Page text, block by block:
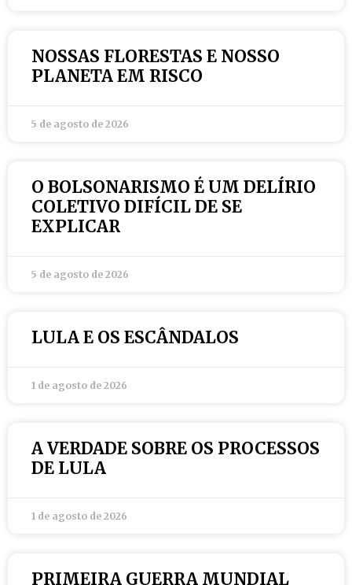
NOSSAS FLORESTAS E NOSSO
PLANETA EM RISCO
5 de agosto de 2026
O BOLSONARISMO É UM DELÍRIO
COLETIVO DIFÍCIL DE SE
EXPLICAR
5 de agosto de 2026
LULA E OS ESCÂNDALOS
1 de agosto de 2026
A VERDADE SOBRE OS PROCESSOS
DE LULA
1 de agosto de 2026
PRIMEIRA GUERRA MUNDIAL